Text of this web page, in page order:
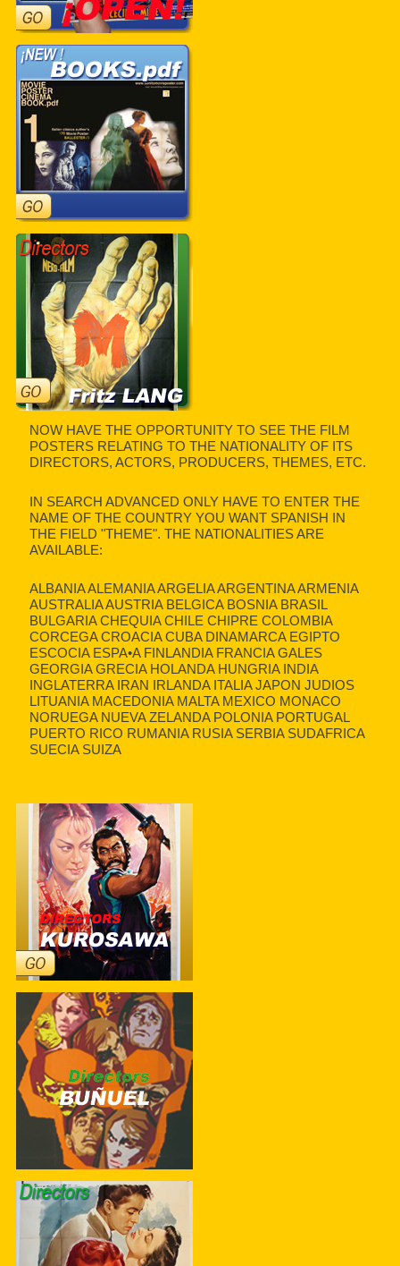
NOW HAVE THE OPPORTUNITY TO SEE THE FILM
POSTERS RELATING TO THE NATIONALITY OF ITS
DIRECTORS, ACTORS, PRODUCERS, THEMES, ETC.
IN SEARCH ADVANCED ONLY HAVE TO ENTER THE
NAME OF THE COUNTRY YOU WANT SPANISH IN
THE FIELD "THEME". THE NATIONALITIES ARE
AVAILABLE:
ALBANIA ALEMANIA ARGELIA ARGENTINA ARMENIA
AUSTRALIA AUSTRIA BELGICA BOSNIA BRASIL
BULGARIA CHEQUIA CHILE CHIPRE COLOMBIA
CORCEGA CROACIA CUBA DINAMARCA EGIPTO
ESCOCIA ESPA•A FINLANDIA FRANCIA GALES
GEORGIA GRECIA HOLANDA HUNGRIA INDIA
INGLATERRA IRAN IRLANDA ITALIA JAPON JUDIOS
LITUANIA MACEDONIA MALTA MEXICO MONACO
NORUEGA NUEVA ZELANDA POLONIA PORTUGAL
PUERTO RICO RUMANIA RUSIA SERBIA SUDAFRICA
SUECIA SUIZA